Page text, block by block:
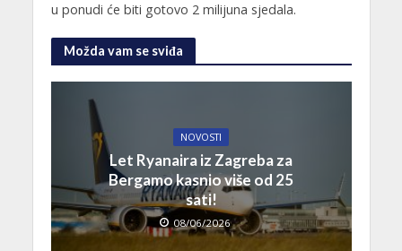
u ponudi će biti gotovo 2 milijuna sjedala.
Možda vam se sviđa
NOVOSTI
Let Ryanaira iz Zagreba za
Bergamo kasnio više od 25
sati!
08/06/2026